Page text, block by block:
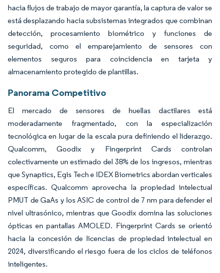
hacia flujos de trabajo de mayor garantía, la captura de valor se
está desplazando hacia subsistemas integrados que combinan
detección, procesamiento biométrico y funciones de
seguridad, como el emparejamiento de sensores con
elementos seguros para coincidencia en tarjeta y
almacenamiento protegido de plantillas.
Panorama Competitivo
El mercado de sensores de huellas dactilares está
moderadamente fragmentado, con la especialización
tecnológica en lugar de la escala pura definiendo el liderazgo.
Qualcomm, Goodix y Fingerprint Cards controlan
colectivamente un estimado del 38% de los ingresos, mientras
que Synaptics, Egis Tech e IDEX Biometrics abordan verticales
específicas. Qualcomm aprovecha la propiedad intelectual
PMUT de GaAs y los ASIC de control de 7 nm para defender el
nivel ultrasónico, mientras que Goodix domina las soluciones
ópticas en pantallas AMOLED. Fingerprint Cards se orientó
hacia la concesión de licencias de propiedad intelectual en
2024, diversificando el riesgo fuera de los ciclos de teléfonos
inteligentes.